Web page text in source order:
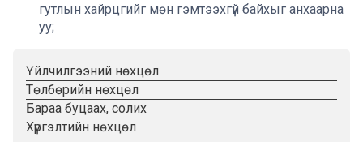
гутлын хайрцгийг мөн гэмтээхгүй байхыг анхаарна
уу;
Үйлчилгээний нөхцөл
Төлбөрийн нөхцөл
Бараа буцаах, солих
Хүргэлтийн нөхцөл